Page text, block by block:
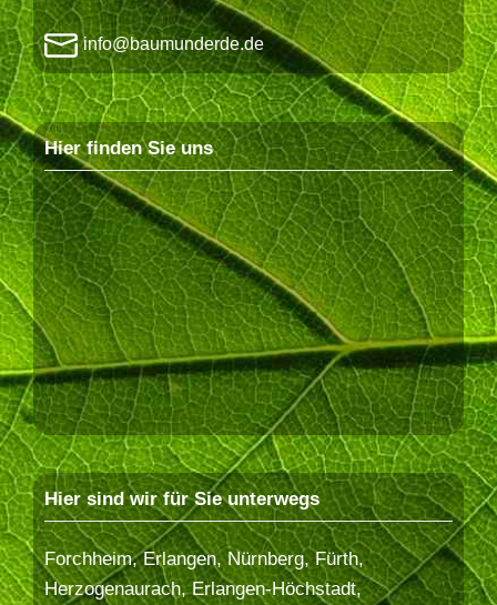
info@baumunderde.de
Hier finden Sie uns
Hier sind wir für Sie unterwegs
Forchheim, Erlangen, Nürnberg, Fürth,
Herzogenaurach, Erlangen-Höchstadt,